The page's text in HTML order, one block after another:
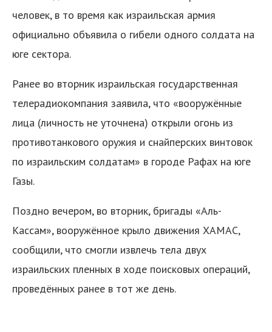
человек, в то время как израильская армия
официально объявила о гибели одного солдата на
юге сектора.
Ранее во вторник израильская государственная
телерадиокомпания заявила, что «вооружённые
лица (личность не уточнена) открыли огонь из
противотанкового оружия и снайперских винтовок
по израильским солдатам» в городе Рафах на юге
Газы.
Поздно вечером, во вторник, бригады «Аль-
Кассам», вооружённое крыло движения ХАМАС,
сообщили, что смогли извлечь тела двух
израильских пленных в ходе поисковых операций,
проведённых ранее в тот же день.